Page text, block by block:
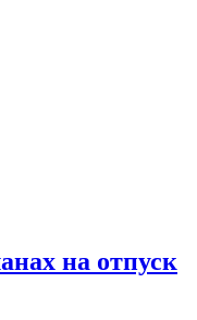
на отпуск